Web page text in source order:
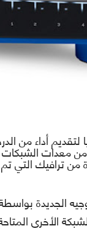
لتقديم أداء من
معدات
من ترافيك
الجديدة
الأخرى